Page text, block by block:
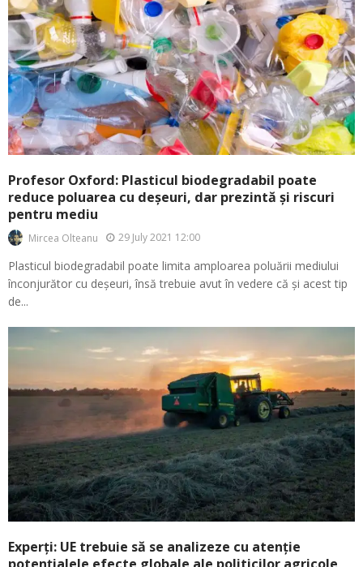
Profesor Oxford: Plasticul biodegradabil poate
reduce poluarea cu deșeuri, dar prezintă și riscuri
pentru mediu
Mircea Olteanu 29 July 2021 12:00
Plasticul biodegradabil poate limita amploarea poluării mediului
înconjurător cu deșeuri, însă trebuie avut în vedere că și acest tip
de...
Experți: UE trebuie să se analizeze cu atenție